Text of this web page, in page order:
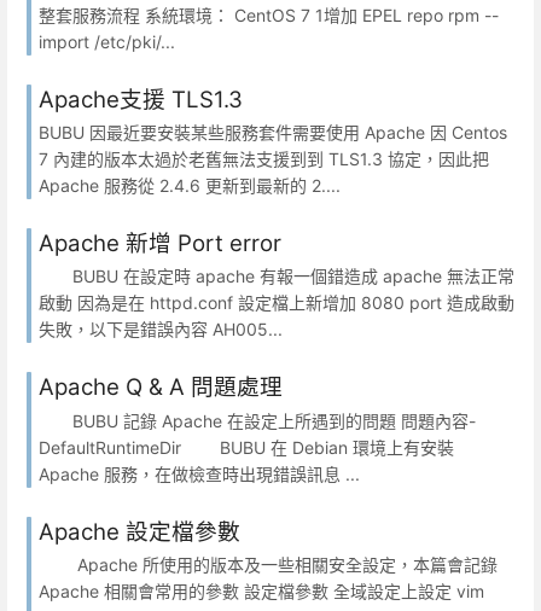
整套服務流程 系統環境： CentOS 7 1增加 EPEL repo rpm --
import /etc/pki/...
Apache支援 TLS1.3
BUBU 因最近要安裝某些服務套件需要使用 Apache 因 Centos
7 內建的版本太過於老舊無法支援到到 TLS1.3 協定，因此把
Apache 服務從 2.4.6 更新到最新的 2....
Apache 新增 Port error
BUBU 在設定時 apache 有報一個錯造成 apache 無法正常
啟動 因為是在 httpd.conf 設定檔上新增加 8080 port 造成啟動
失敗，以下是錯誤內容 AH005...
Apache Q & A 問題處理
BUBU 記錄 Apache 在設定上所遇到的問題 問題內容-
DefaultRuntimeDir BUBU 在 Debian 環境上有安裝
Apache 服務，在做檢查時出現錯誤訊息 ...
Apache 設定檔參數
Apache 所使用的版本及一些相關安全設定，本篇會記錄
Apache 相關會常用的參數 設定檔參數 全域設定上設定 vim